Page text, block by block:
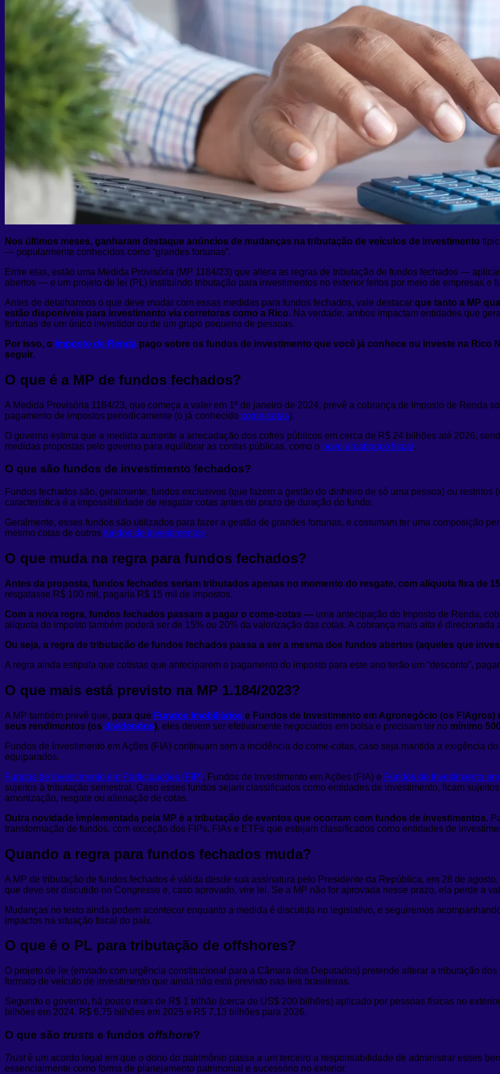
Nos últimos meses, ganharam destaque anúncios de mudanças na tributação de veículos de investimento
— popularmente conhecidos como “grandes fortunas”.
Entre elas, estão uma Medida Provisória (MP 1184/23) que altera as regras de tributação de fundos fechados —
abertos — e um projeto de lei (PL) instituindo tributação para investimentos no exterior feitos por meio de empresas e
Antes de detalharmos o que deve mudar com essas medidas para fundos fechados, vale destacar que tanto a MP
estão disponíveis para investimento via corretoras como a Rico. Na verdade, ambos impactam entidades que
fortunas de um único investidor ou de um grupo pequeno de pessoas.
Por isso, o Imposto de Renda pago sobre os fundos de investimento que você já conhece ou investe na Rico
seguir.
O que é a MP de fundos fechados?
A Medida Provisória 1184/23, que começa a valer em 1º de janeiro de 2024, prevê a cobrança de Imposto de Renda
pagamento de impostos periodicamente (o já conhecido come-cotas).
O governo estima que a medida aumente a arrecadação dos cofres públicos em cerca de R$ 24 bilhões até 2026,
medidas propostas pelo governo para equilibrar as contas públicas, como o novo arcabouço fiscal .
O que são fundos de investimento fechados?
Fundos fechados são, geralmente, fundos exclusivos (que fazem a gestão do dinheiro de só uma pessoa) ou
característica é a impossibilidade de resgatar cotas antes do prazo de duração do fundo.
Geralmente, esses fundos são utilizados para fazer a gestão de grandes fortunas, e costumam ter uma composição
mesmo cotas de outros fundos de investimentos.
O que muda na regra para fundos fechados?
Antes da proposta, fundos fechados seriam tributados apenas no momento do resgate, com alíquota fixa de
resgatasse R$ 100 mil, pagaria R$ 15 mil de impostos.
Com a nova regra, fundos fechados passam a pagar o come-cotas — uma antecipação do Imposto de Renda,
alíquota do imposto também poderá ser de 15% ou 20% da valorização das cotas. A cobrança mais alta é direcionada
Ou seja, a regra de tributação de fundos fechados passa a ser a mesma dos fundos abertos (aqueles que
A regra ainda estipula que cotistas que anteciparem o pagamento do imposto para este ano terão um “desconto”,
O que mais está previsto na MP 1.184/2023?
A MP também prevê que, para que Fundos Imobiliários e Fundos de Investimento em Agronegócio (os
seus rendimentos (os dividendos), eles devem ser efetivamente negociados em bolsa e precisam ter no mínimo
Fundos de Investimento em Ações (FIA) continuam sem a incidência do come-cotas, caso seja mantida a exigência
equiparados.
Fundos de Investimento em Participações (FIP), Fundos de Investimento em Ações (FIA) e Fundos de Investimento
sujeitos à tributação semestral. Caso esses fundos sejam classificados como entidades de investimento, ficam
amortização, resgate ou alienação de cotas.
Outra novidade implementada pela MP é a tributação de eventos que ocorram com fundos de investimentos.
transformação de fundos, com exceção dos FIPs, FIAs e ETFs que estejam classificados como entidades de
Quando a regra para fundos fechados muda?
A MP de tributação de fundos fechados é válida desde sua assinatura pelo Presidente da República, em 28 de agosto.
que deve ser discutido no Congresso e, caso aprovado, vire lei. Se a MP não for aprovada nesse prazo, ela perde a
Mudanças no texto ainda podem acontecer enquanto a medida é discutida no legislativo, e seguiremos
impactos na situação fiscal do país.
O que é o PL para tributação de offshores?
O projeto de lei (enviado com urgência constitucional para a Câmara dos Deputados) pretende alterar a tributação dos
formato de veículo de investimento que ainda não está previsto nas leis brasileiras.
Segundo o governo, há pouco mais de R$ 1 trilhão (cerca de US$ 200 bilhões) aplicado por pessoas físicas no
bilhões em 2024, R$ 6,75 bilhões em 2025 e R$ 7,13 bilhões para 2026.
O que são trusts e fundos offshore?
Trusté um acordo legal em que o dono do patrimônio passa a um terceiro a responsabilidade de administrar esses
essencialmente como forma de planejamento patrimonial e sucessório no exterior.